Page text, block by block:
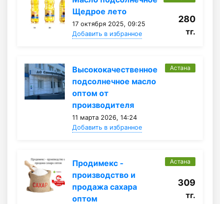
Щедрое лето
17 октября 2025, 09:25
Добавить в избранное
280
тг.
Высококачественное
подсолнечное масло
оптом от
производителя
11 марта 2026, 14:24
Добавить в избранное
Астана
Продимекс -
производство и
продажа сахара
оптом
Астана
309
тг.